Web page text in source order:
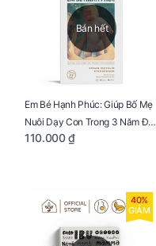
Bán hết
Em Bé Hạnh Phúc: Giúp Bố Mẹ
Nuôi Dạy Con Trong 3 Năm Đầu
Đời
110.000 ₫
40%
GIẢM